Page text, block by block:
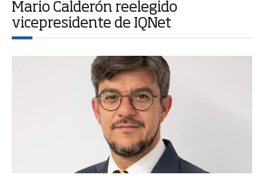
Mario Calderón reelegido
vicepresidente de IQNet